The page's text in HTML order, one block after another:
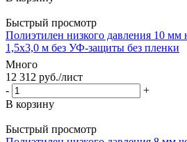
Быстрый просмотр
Полиэтилен низкого давления 10 мм
1,5х3,0 м без УФ-защиты без пленки
Много
12 312 руб./лист
-
+
В корзину
Быстрый просмотр